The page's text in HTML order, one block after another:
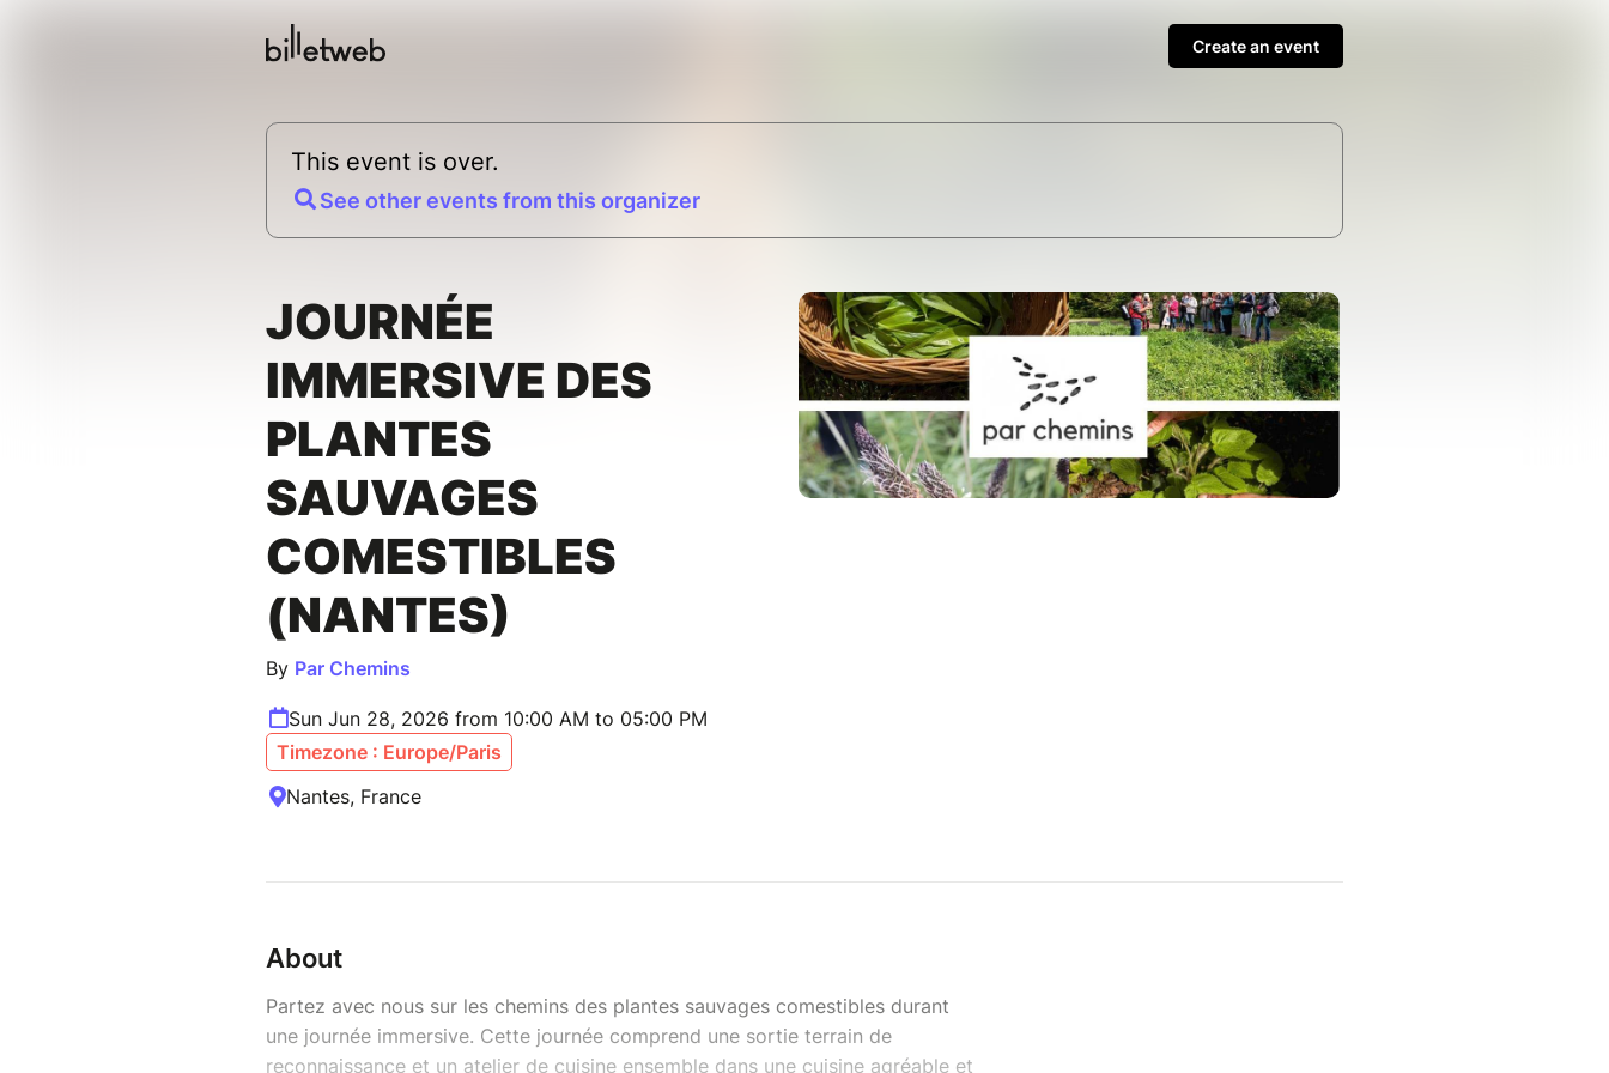
Create an event
This event is over.
See other events from this organizer
JOURNÉE
IMMERSIVE DES
PLANTES
SAUVAGES
COMESTIBLES
(NANTES)
By Par Chemins
Sun Jun 28, 2026 from 10:00 AM to 05:00 PM
Timezone : Europe/Paris
Nantes, France
About
Partez avec nous sur les chemins des plantes sauvages comestibles durant
une journée immersive. Cette journée comprend une sortie terrain de
reconnaissance et un atelier de cuisine ensemble dans une cuisine agréable et